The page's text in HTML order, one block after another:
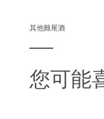
其他雞尾酒
您可能